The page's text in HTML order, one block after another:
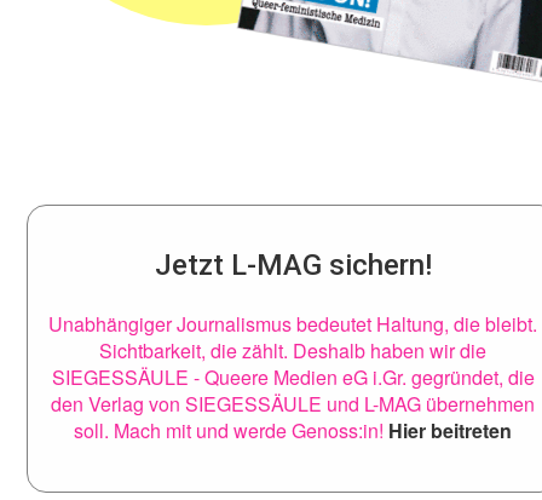
Jetzt L-MAG sichern!
Unabhängiger Journalismus bedeutet Haltung, die bleibt.
Sichtbarkeit, die zählt. Deshalb haben wir die
SIEGESSÄULE - Queere Medien eG i.Gr. gegründet, die
den Verlag von SIEGESSÄULE und L-MAG übernehmen
soll. Mach mit und werde Genoss:in! Hier beitreten